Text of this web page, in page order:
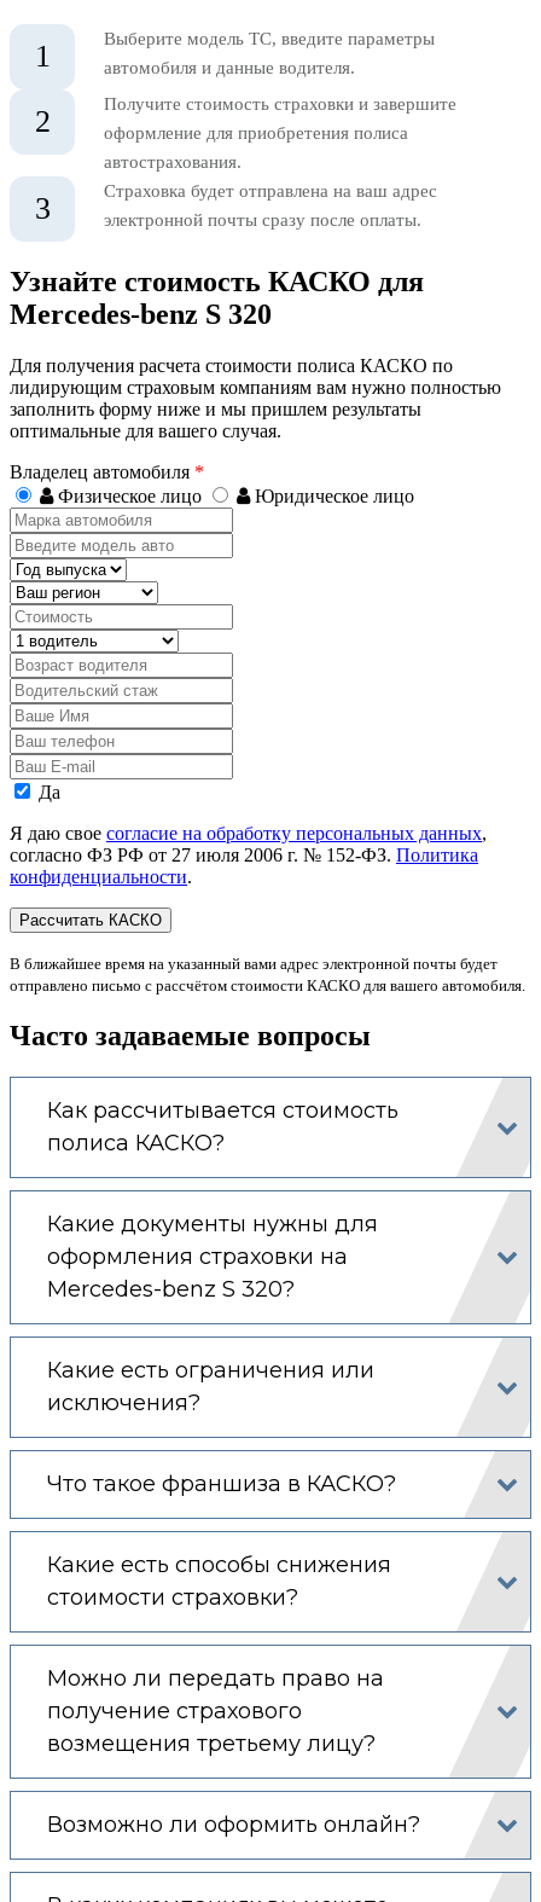
1
Выберите модель ТС, введите параметры
автомобиля и данные водителя.
2
Получите стоимость страховки и завершите
оформление для приобретения полиса
автострахования.
3
Страховка будет отправлена на ваш адрес
электронной почты сразу после оплаты.
Узнайте стоимость КАСКО для
Mercedes-benz S 320
Для получения расчета стоимости полиса КАСКО по
лидирующим страховым компаниям вам нужно полностью
заполнить форму ниже и мы пришлем результаты
оптимальные для вашего случая.
Владелец автомобиля *
Физическое лицо
Юридическое лицо
Марка
автомобиля
Введите
модель
авто
Год
выпуска
Регион
Стоимость,
руб.
Водитель
Возраст
водителя
Водительский
стаж
Ваше
Имя
Ваш
телефон
Ваш
E-
mail
Персональные
Да
Я даю свое согласие на обработку персональных данных,
согласно ФЗ РФ от 27 июля 2006 г. № 152-ФЗ. Политика
конфиденциальности.
В ближайшее время на указанный вами адрес электронной почты будет
отправлено письмо с рассчётом стоимости КАСКО для вашего автомобиля.
Часто задаваемые вопросы
Как рассчитывается стоимость
полиса КАСКО?
Какие документы нужны для
оформления страховки на
Mercedes-benz S 320?
Какие есть ограничения или
исключения?
Что такое франшиза в КАСКО?
Какие есть способы снижения
стоимости страховки?
Можно ли передать право на
получение страхового
возмещения третьему лицу?
Возможно ли оформить онлайн?